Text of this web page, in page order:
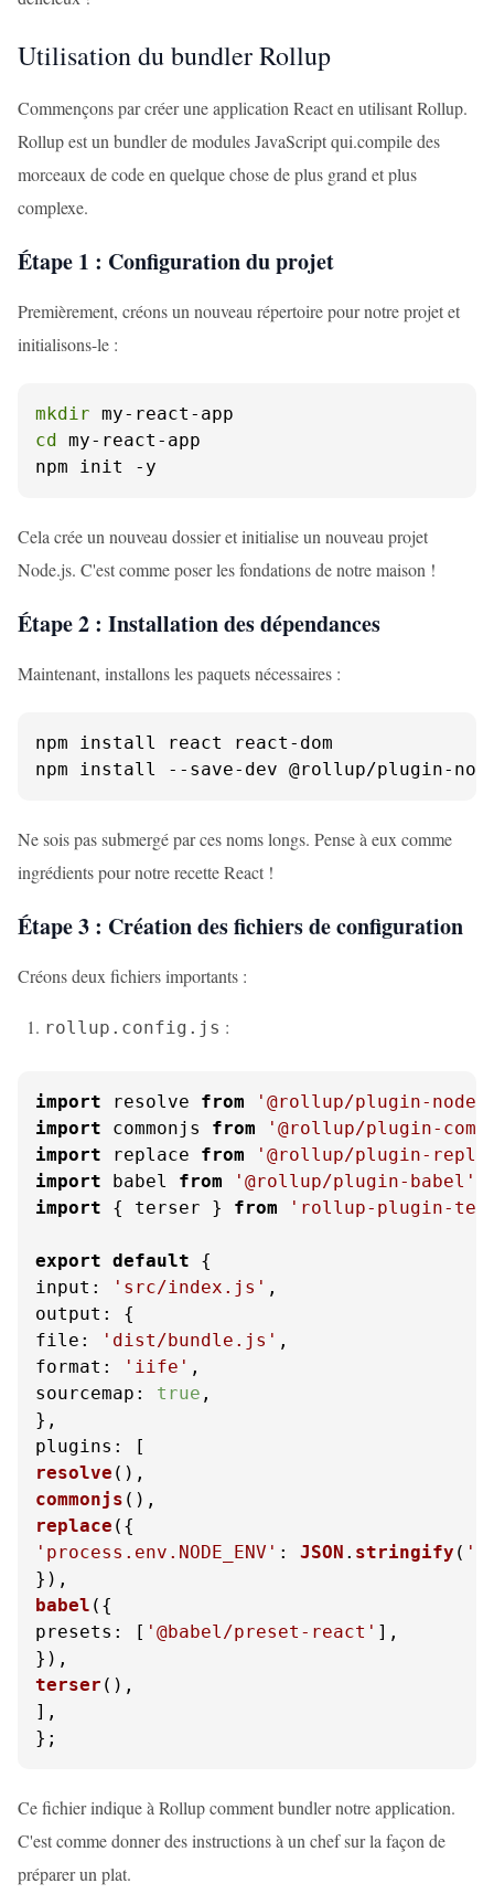
Utilisation du bundler Rollup
Commençons par créer une application React en utilisant Rollup.
Rollup est un bundler de modules JavaScript qui.compile des
morceaux de code en quelque chose de plus grand et plus
complexe.
Étape 1 : Configuration du projet
Premièrement, créons un nouveau répertoire pour notre projet et
initialisons-le :
mkdir
cd my-react-app
npm init -y
Cela crée un nouveau dossier et initialise un nouveau projet
Node.js. C'est comme poser les fondations de notre maison !
Étape 2 : Installation des dépendances
Maintenant, installons les paquets nécessaires :
npm install react react-dom
npm install --save-dev @rollup/plugin-
Ne sois pas submergé par ces noms longs. Pense à eux comme
ingrédients pour notre recette React !
Étape 3 : Création des fichiers de configuration
Créons deux fichiers importants :
rollup.config.js :
import resolve from
'@rollup/plugin-
import commonjs from
'@rollup/plugin-
import replace from
'@rollup/plugin-
import babel from '@rollup/plugin-babel'
import { terser } from 'rollup-plugin-
export default
input : 'src/index.js'
output
file : 'dist/bundle.js'
format : 'iife'
sourcemap : true ,
plugins
resolve
commonjs
replace
'process.env.NODE_ENV' : JSON . stringify (
babel
presets : [ '@babel/preset-react' ],
terser (),
],
};
Ce fichier indique à Rollup comment bundler notre application.
C'est comme donner des instructions à un chef sur la façon de
préparer un plat.